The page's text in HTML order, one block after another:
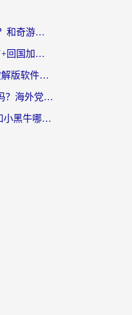
ChickCN VPN好用吗？和奇游手游VPN对比哪个回国效果更好？海外党亲测实用指南
海外党必看：PC VPN+回国加速器怎么选？无缝访问国内资源全攻略
海外党别踩坑！iOS破解版软件不可靠？教你选对回国加速器无缝看国内资源
雷神手游和快喵好用吗？海外党亲测5款回国加速器，附斧牛Bling对比+微信视频号解决办法
海外党纠结ChickCN和小黑牛哪个好？一篇帮你选对回国加速器的实用指南